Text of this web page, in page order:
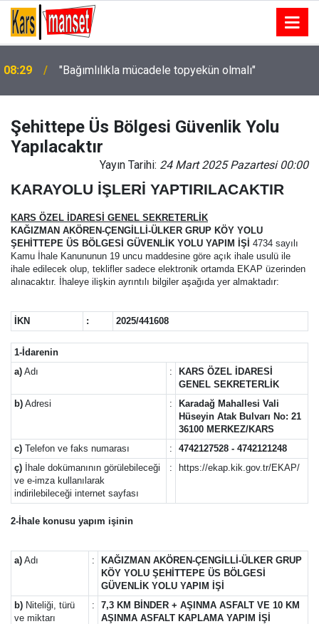
08:29 "Bağımlılıkla mücadele topyekün olmalı"
Şehittepe Üs Bölgesi Güvenlik Yolu
Yapılacaktır
Yayın Tarihi: 24 Mart 2025 Pazartesi 00:00
KARAYOLU İŞLERİ YAPTIRILACAKTIR
KARS ÖZEL İDARESİ GENEL SEKRETERLİK
KAĞIZMAN AKÖREN-ÇENGİLLİ-ÜLKER GRUP KÖY YOLU
ŞEHİTTEPE ÜS BÖLGESİ GÜVENLİK YOLU YAPIM İŞİ 4734 sayılı
Kamu İhale Kanununun 19 uncu maddesine göre açık ihale usulü ile
ihale edilecek olup, teklifler sadece elektronik ortamda EKAP üzerinden
alınacaktır. İhaleye ilişkin ayrıntılı bilgiler aşağıda yer almaktadır:
İKN : 2025/441608
1-İdarenin
a) Adı :
KARS ÖZEL İDARESİ
GENEL SEKRETERLİK
b) Adresi :
Karadağ Mahallesi Vali
Hüseyin Atak Bulvarı No: 21
36100 MERKEZ/KARS
c) Telefon ve faks numarası :
4742127528 - 4742121248
ç) İhale dokümanının görülebileceği
ve e-imza kullanılarak
indirilebileceği internet sayfası
: https://ekap.kik.gov.tr/EKAP/
2-İhale konusu yapım işinin
a) Adı :
KAĞIZMAN AKÖREN-ÇENGİLLİ-ÜLKER GRUP
KÖY YOLU ŞEHİTTEPE ÜS BÖLGESİ
GÜVENLİK YOLU YAPIM İŞİ
b) Niteliği, türü
ve miktarı
:
7,3 KM BİNDER + AŞINMA ASFALT VE 10 KM
AŞINMA ASFALT KAPLAMA YAPIM İŞİ